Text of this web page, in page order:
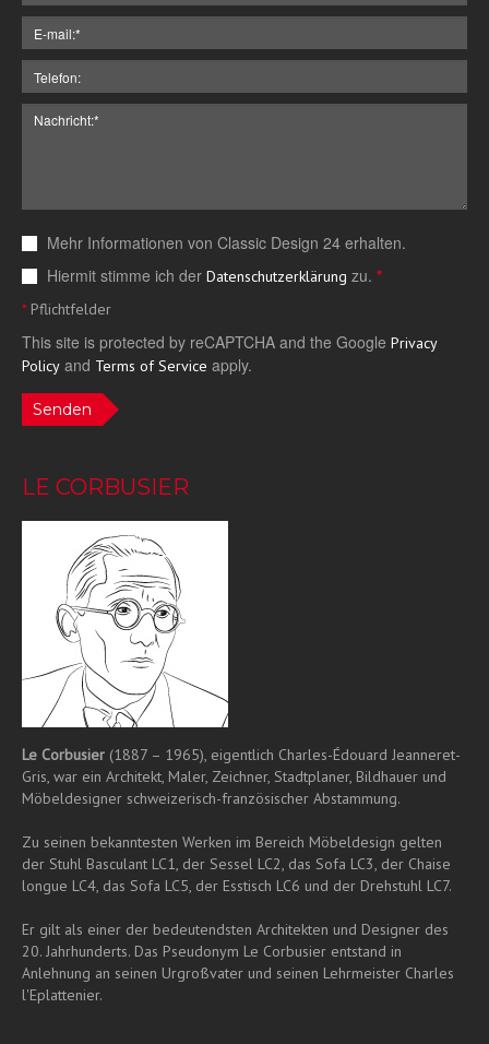
Mehr Informationen von Classic Design 24 erhalten.
Hiermit stimme ich der Datenschutzerklärung zu. *
*Pflichtfelder
This site is protected by reCAPTCHA and the Google Privacy
Policy and Terms of Service apply.
Senden
LE CORBUSIER
Le Corbusier (1887 – 1965), eigentlich Charles-Édouard Jeanneret-
Gris, war ein Architekt, Maler, Zeichner, Stadtplaner, Bildhauer und
Möbeldesigner schweizerisch-französischer Abstammung.
Zu seinen bekanntesten Werken im Bereich Möbeldesign gelten
der Stuhl Basculant LC1, der Sessel LC2, das Sofa LC3, der Chaise
longue LC4, das Sofa LC5, der Esstisch LC6 und der Drehstuhl LC7.
Er gilt als einer der bedeutendsten Architekten und Designer des
20. Jahrhunderts. Das Pseudonym Le Corbusier entstand in
Anlehnung an seinen Urgroßvater und seinen Lehrmeister Charles
l'Eplattenier.